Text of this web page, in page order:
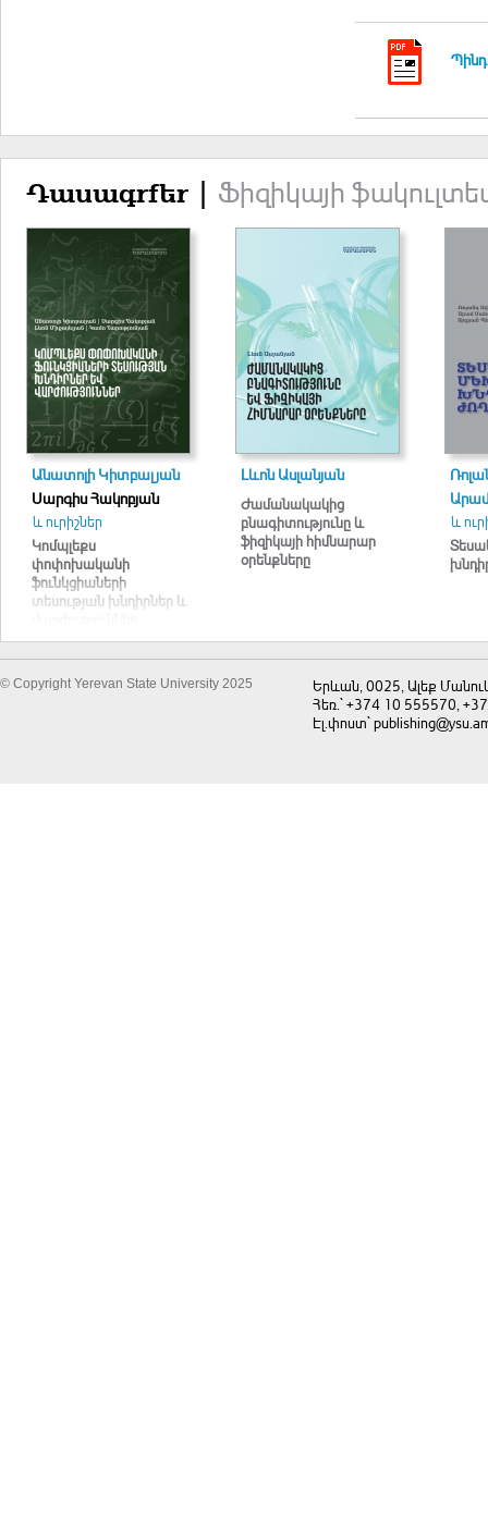
Դասագրքեր | Ֆիզիկայի
Անատոլի Կիտբալյան
Սարգիս Հակոբյան
և ուրիշներ
Կոմպլեքս
փոփոխականի
ֆունկցիաների
տեսության խնդիրներ և
Լևոն Ասլանյան
Ժամանակակից
բնագիտությունը և
ֆիզիկայի հիմնարար
օրենքները
և
© Copyright Yerevan State University 2025
Երևան, 0025, Ալեք
Հեռ.` +374 10 555570,
Էլ.փոստ`